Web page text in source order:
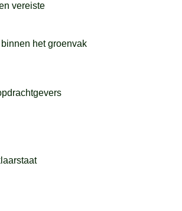
vereiste
het groenvak